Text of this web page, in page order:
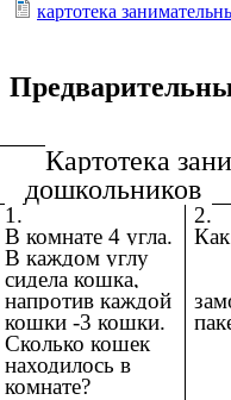
картотека
Картотека
дошкольников
1.
В комнате 4 угла.
В каждом углу
сидела кошка,
напротив каждой
кошки -3 кошки.
Сколько кошек
находилось в
комнате?
2.
(